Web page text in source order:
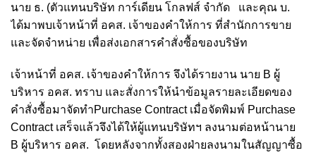
นาย ธ. (ตัวแทนบริษัท การ์เดียน โกลฟส์ จำกัด และคุณ บ.
ได้มาพบเจ้าหน้าที่ อคส. เจ้าของคำให้การ ที่สำนักการขาย
และจัดจำหน่าย เพื่อส่งเอกสารคำสั่งซื้อของบริษัท
เจ้าหน้าที่ อคส. เจ้าของคำให้การ จึงได้รายงาน นาย B ผู้
บริหาร อคส. ทราบ และสั่งการให้นำข้อมูลรายละเอียดของ
คำสั่งซื้อมาจัดทำPurchase Contract เมื่อจัดพิมพ์ Purchase
Contract เสร็จแล้วจึงได้ให้ผู้แทนบริษัทฯ ลงนามต่อหน้านาย
B ผู้บริหาร อคส. โดยหลังจากทั้งสองฝ่ายลงนามในสัญญาซื้อ